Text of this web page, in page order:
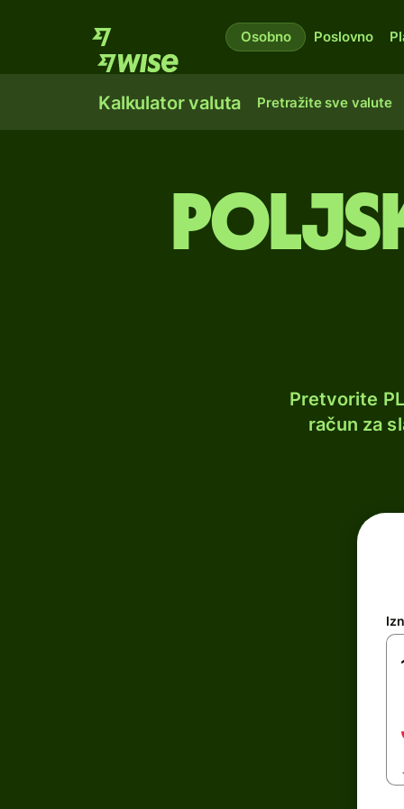
Osobno Poslovno
Kalkulator valuta Pretražite sve valute
Pretvorite
račun za